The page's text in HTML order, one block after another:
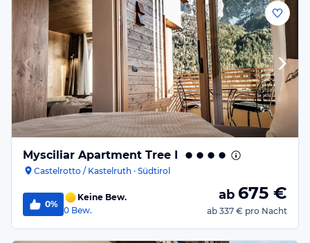
Mysciliar Apartment Tree I
Castelrotto / Kastelruth · Südtirol
0%
Keine Bew.
0 Bew.
ab 675 €
ab 337 € pro Nacht